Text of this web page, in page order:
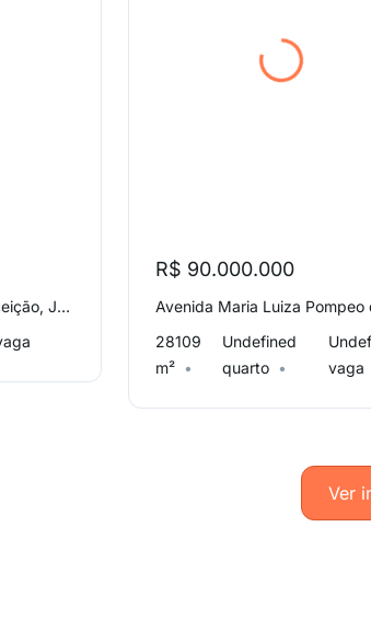
Rua Maria Cândida Conceição, Jardim Mirassol
R$ 90.000.000
28109
m²
Undefined
quarto
vaga
Ver